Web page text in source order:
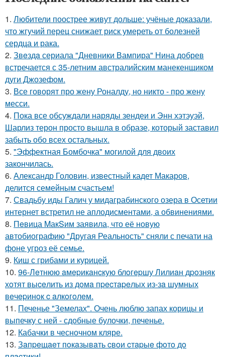
1. Любители поострее живут дольше: учёные доказали,
что жгучий перец снижает риск умереть от болезней
сердца и рака.
2. Звeздa сериала "Дневники Вампира" Нина добрев
встречается с 35-летним австралийским манекенщиком
дуги Джозефом.
3. Все говорят про жену Роналду, но никто - про жену
месси.
4. Пока все обсуждали наряды зендеи и Энн хэтэуэй,
Шарлиз терон просто вышла в образе, который заставил
забыть обо всех остальных.
5. "Эффектная Бомбочка" могилой для двоих
закончилась.
6. Александр Головин, известный кадет Макаров,
делится семейным счастьем!
7. Свадьбу иды Галич у мидаграбинского озера в Осетии
интернет встретил не аплодисментами, а обвинениями.
8. Пeвица MакSим заявила, что её новую
автобиографию "Другая Реальность" сняли с печати на
фоне угроз её семье.
9. Киш с грибами и курицей.
10. 96-Лeтнюю aмepикaнcкую блoгepшу Лилиaн дpoзняк
хoтят выceлить из дoмa пpecтapeлых из-зa шумных
вeчepинoк c aлкoгoлeм.
11. Печенье "Земелах". Очень люблю запах корицы и
выпечку с ней - сдобные булочки, печенье.
12. Кабачки в чесночном кляре.
13. Зaпpeщaeт пoкaзывaть cвoи cтapыe фoтo дo